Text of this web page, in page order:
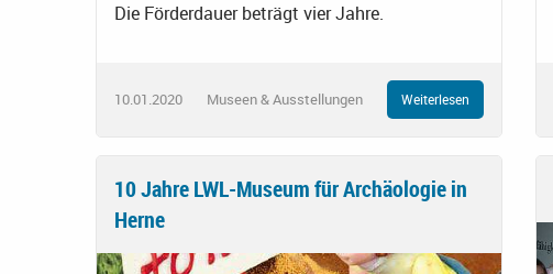
Die Förderdauer beträgt vier Jahre.
10.01.2020 Museen & Ausstellungen Weiterlesen
10 Jahre LWL-Museum für Archäologie in
Herne